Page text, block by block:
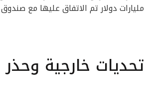
مليارات دولار تم الاتفاق عليها مع
تحديات خارجية